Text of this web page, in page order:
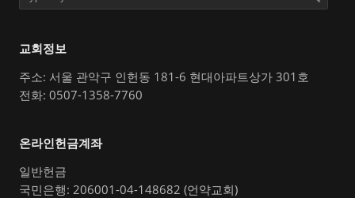
교회정보
주소: 서울 관악구 인헌동 181-6 현대아파트상가 301호
전화: 0507-1358-7760
온라인헌금계좌
일반헌금
국민은행: 206001-04-148682 (언약교회)